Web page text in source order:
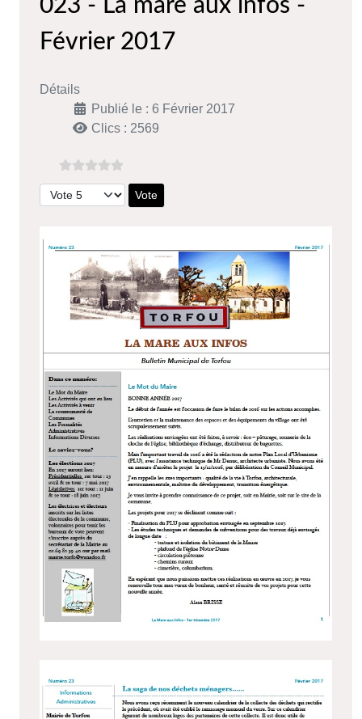
023 - La mare aux infos -
Février 2017
Détails
Publié le : 6 Février 2017
Clics : 2569
Veuillez voter